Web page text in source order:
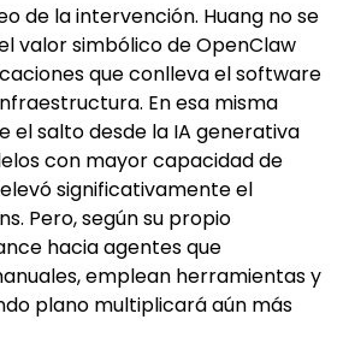
de la intervención. Huang no se
valor simbólico de OpenClaw
que conlleva el software
En esa misma
el salto desde la IA generativa
con mayor capacidad de
significativamente el
Pero, según su propio
hacia agentes que
emplean herramientas y
plano multiplicará aún más